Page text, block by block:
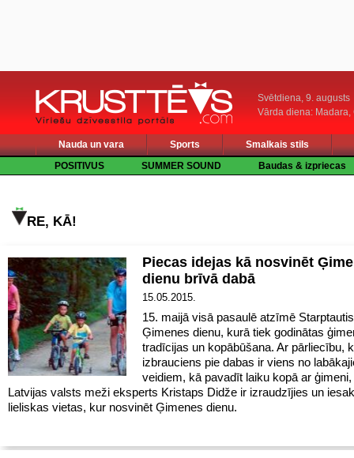
Svētdiena, 9. augusts
Vārda diena: Madara,
Nauda un vara Sports
Smalkais stils
POSITIVUS
SUMMER SOUND Baudas & izpriecas
RE, KĀ!
Piecas idejas kā nosvinēt
dienu brīvā dabā
15.05.2015.
15. maijā visā pasaulē atzīmē
Ģimenes dienu, kurā tiek godinātas
tradīcijas un kopābūšana. Ar pārliecību,
izbrauciens pie dabas ir viens no
veidiem, kā pavadīt laiku kopā ar ģimeni,
Latvijas valsts meži eksperts Kristaps Didže ir izraudzījies un
lieliskas vietas, kur nosvinēt Ģimenes dienu.